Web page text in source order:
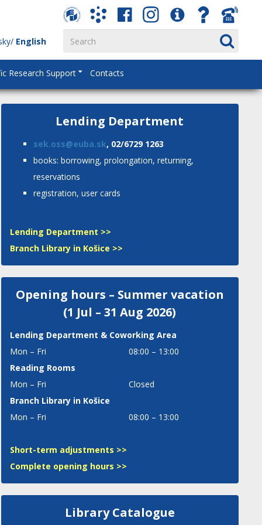
English
Research Support Contacts
Lending Department
sek.oss@euba.sk, 02/6729 1263
books: borrowing, prolongation, returning,
reservations
registration, user cards
Lending Department >>
Branch Library in Košice >>
Opening hours – Summer vacation
(1 Jul – 31 Aug 2026)
Lending Department & Coworking Area
Mon – Fri
08:00 – 13:00
Reading Rooms
Mon – Fri
Closed
Branch Library in Košice
Mon – Fri
08:00 – 13:00
Short-term adjustments >>
Complete opening hours >>
Library Catalogue